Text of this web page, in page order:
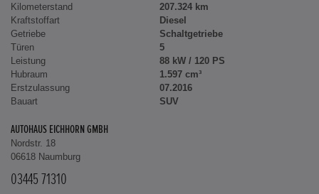
Kilometerstand
207.324 km
Kraftstoffart
Diesel
Getriebe
Schaltgetriebe
Türen
5
Leistung
88 kW / 120 PS
Hubraum
1.597 cm³
Erstzulassung
07.2016
Bauart
SUV
AUTOHAUS EICHHORN GMBH
Nordstr. 18
06618 Naumburg
03445 71310